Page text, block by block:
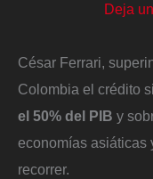
Deja
César Ferrari,
Colombia el crédito
el 50% del PIB y
economías asiáticas
recorrer.